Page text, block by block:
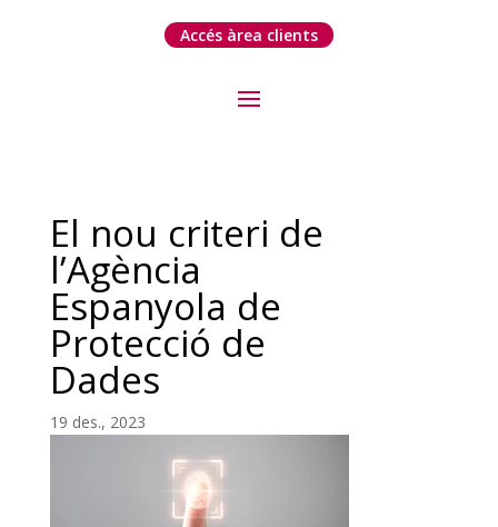
Accés àrea clients
El nou criteri de
l’Agència
Espanyola de
Protecció de
Dades
19 des., 2023